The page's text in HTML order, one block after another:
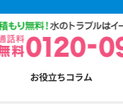
お役立ちコラム